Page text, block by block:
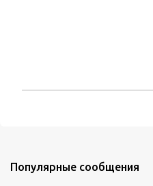
р
Популярные сообщения